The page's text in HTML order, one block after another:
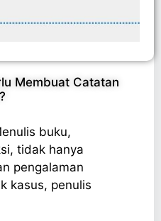
Membuat Catatan
buku,
tidak hanya
pengalaman
kasus, penulis